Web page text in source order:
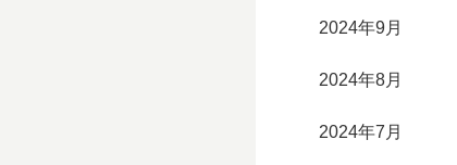
2024年9月
2024年8月
2024年7月